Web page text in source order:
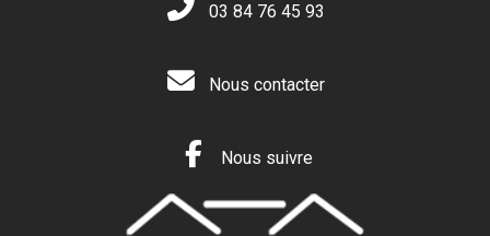
03 84 76 45 93
Nous contacter
Nous suivre